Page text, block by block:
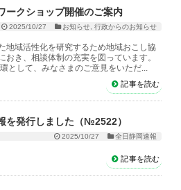
クショップ開催のご案内
2025/10/27 お知らせ 行政からのお知らせ
地域活性化を研究するため地域おこし協
おき、相談体制の充実を図っています。
として、みなさまのご意見をいただ...
記事を読む
発行しました（№2522）
2025/10/27 全日静岡速報
記事を読む